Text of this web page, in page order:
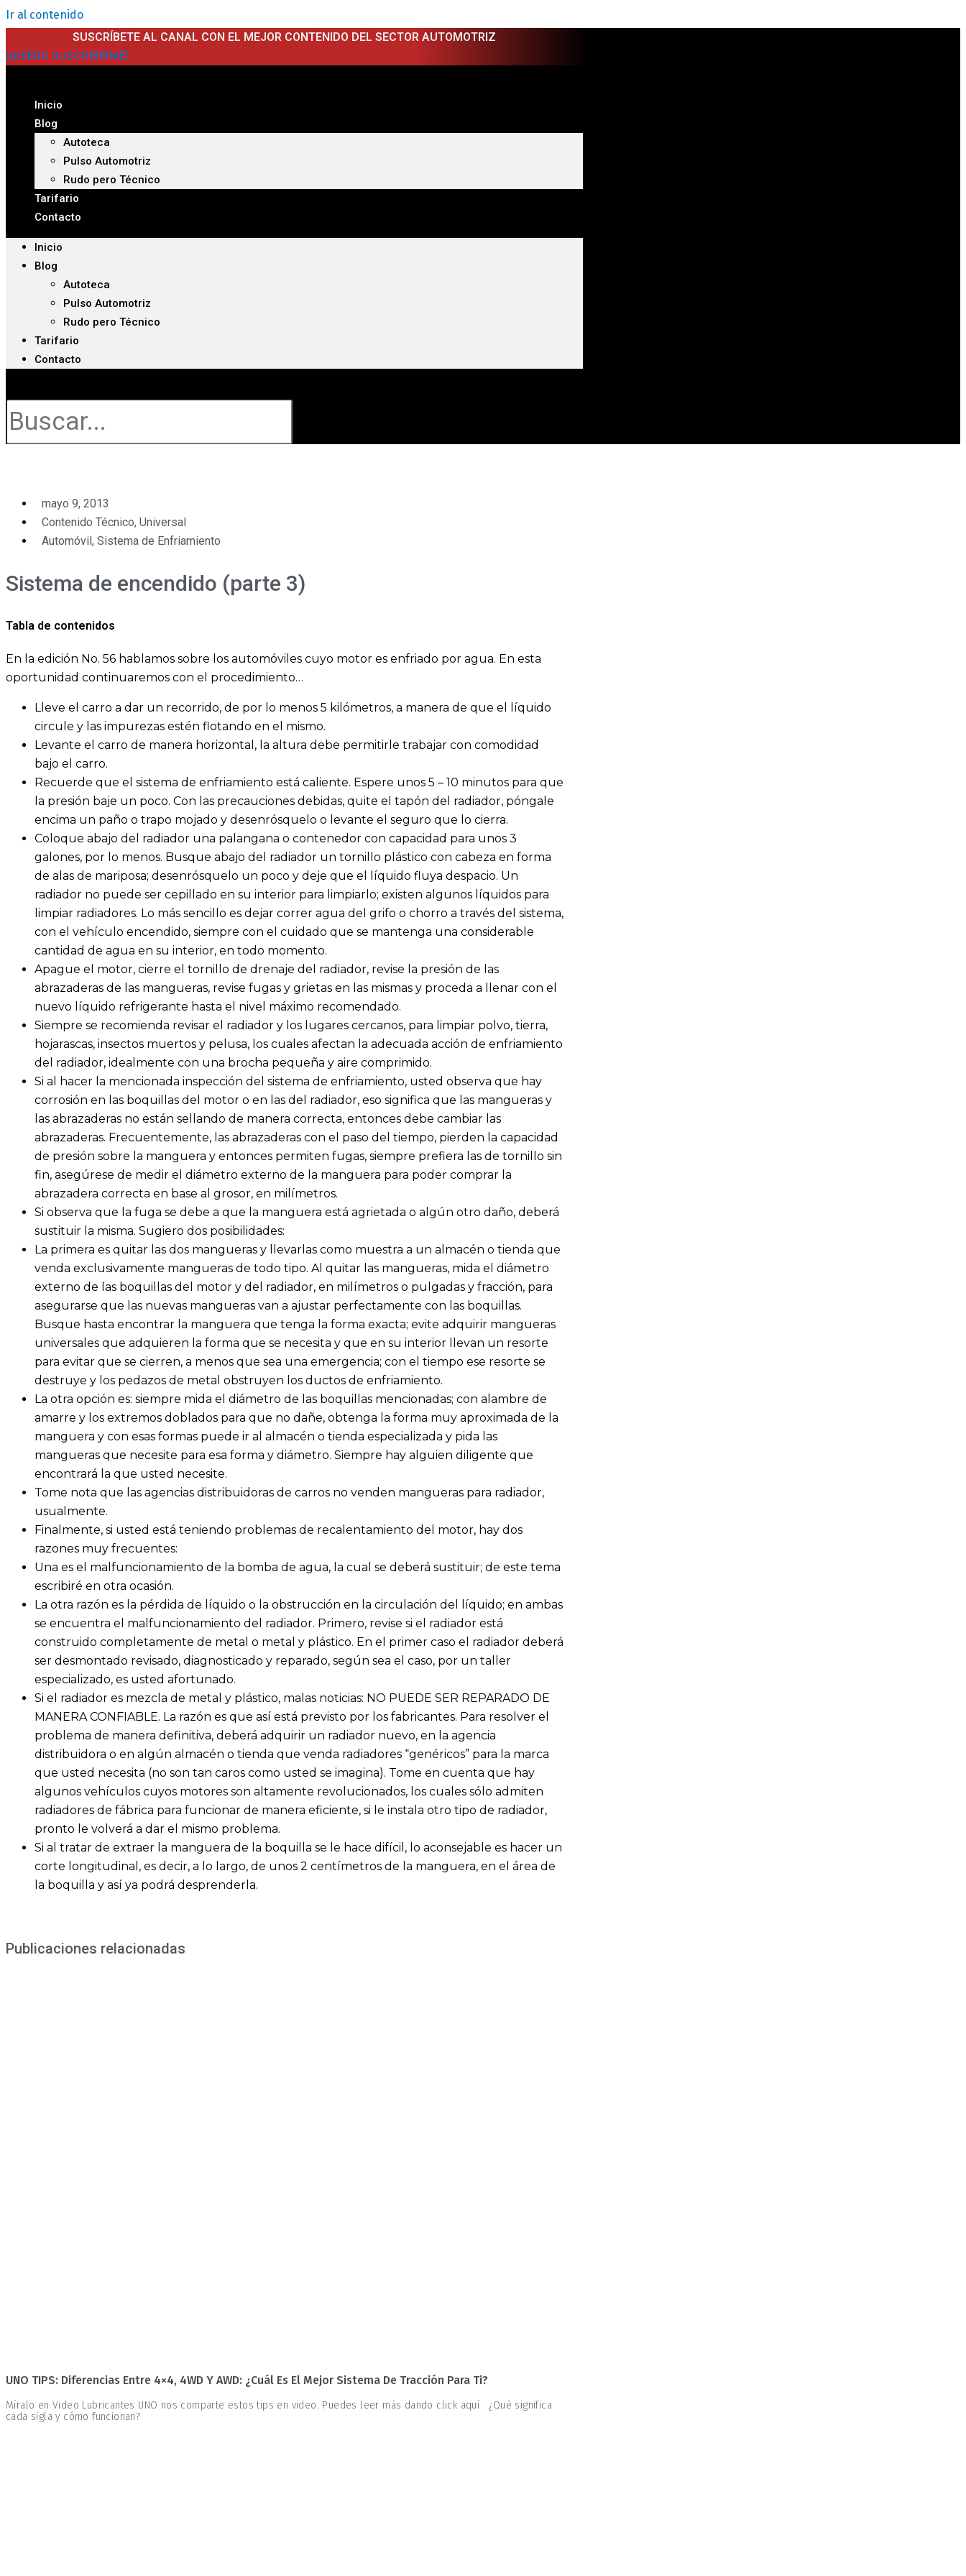
Ir al contenido
SUSCRÍBETE AL CANAL CON EL MEJOR CONTENIDO DEL SECTOR AUTOMOTRIZ
¡QUIERO SUSCRIBIRME!
Inicio
Blog
Autoteca
Pulso Automotriz
Rudo pero Técnico
Tarifario
Contacto
Inicio
Blog
Autoteca
Pulso Automotriz
Rudo pero Técnico
Tarifario
Contacto
mayo 9, 2013
Contenido Técnico, Universal
Automóvil, Sistema de Enfriamiento
Sistema de encendido (parte 3)
Tabla de contenidos
En la edición No. 56 hablamos sobre los automóviles cuyo motor es enfriado por agua. En esta
oportunidad continuaremos con el procedimiento…
Lleve el carro a dar un recorrido, de por lo menos 5 kilómetros, a manera de que el líquido
circule y las impurezas estén flotando en el mismo.
Levante el carro de manera horizontal, la altura debe permitirle trabajar con comodidad
bajo el carro.
Recuerde que el sistema de enfriamiento está caliente. Espere unos 5 – 10 minutos para que
la presión baje un poco. Con las precauciones debidas, quite el tapón del radiador, póngale
encima un paño o trapo mojado y desenrósquelo o levante el seguro que lo cierra.
Coloque abajo del radiador una palangana o contenedor con capacidad para unos 3
galones, por lo menos. Busque abajo del radiador un tornillo plástico con cabeza en forma
de alas de mariposa; desenrósquelo un poco y deje que el líquido fluya despacio. Un
radiador no puede ser cepillado en su interior para limpiarlo; existen algunos líquidos para
limpiar radiadores. Lo más sencillo es dejar correr agua del grifo o chorro a través del sistema,
con el vehículo encendido, siempre con el cuidado que se mantenga una considerable
cantidad de agua en su interior, en todo momento.
Apague el motor, cierre el tornillo de drenaje del radiador, revise la presión de las
abrazaderas de las mangueras, revise fugas y grietas en las mismas y proceda a llenar con el
nuevo líquido refrigerante hasta el nivel máximo recomendado.
Siempre se recomienda revisar el radiador y los lugares cercanos, para limpiar polvo, tierra,
hojarascas, insectos muertos y pelusa, los cuales afectan la adecuada acción de enfriamiento
del radiador, idealmente con una brocha pequeña y aire comprimido.
Si al hacer la mencionada inspección del sistema de enfriamiento, usted observa que hay
corrosión en las boquillas del motor o en las del radiador, eso significa que las mangueras y
las abrazaderas no están sellando de manera correcta, entonces debe cambiar las
abrazaderas. Frecuentemente, las abrazaderas con el paso del tiempo, pierden la capacidad
de presión sobre la manguera y entonces permiten fugas, siempre prefiera las de tornillo sin
fin, asegúrese de medir el diámetro externo de la manguera para poder comprar la
abrazadera correcta en base al grosor, en milímetros.
Si observa que la fuga se debe a que la manguera está agrietada o algún otro daño, deberá
sustituir la misma. Sugiero dos posibilidades:
La primera es quitar las dos mangueras y llevarlas como muestra a un almacén o tienda que
venda exclusivamente mangueras de todo tipo. Al quitar las mangueras, mida el diámetro
externo de las boquillas del motor y del radiador, en milímetros o pulgadas y fracción, para
asegurarse que las nuevas mangueras van a ajustar perfectamente con las boquillas.
Busque hasta encontrar la manguera que tenga la forma exacta; evite adquirir mangueras
universales que adquieren la forma que se necesita y que en su interior llevan un resorte
para evitar que se cierren, a menos que sea una emergencia; con el tiempo ese resorte se
destruye y los pedazos de metal obstruyen los ductos de enfriamiento.
La otra opción es: siempre mida el diámetro de las boquillas mencionadas; con alambre de
amarre y los extremos doblados para que no dañe, obtenga la forma muy aproximada de la
manguera y con esas formas puede ir al almacén o tienda especializada y pida las
mangueras que necesite para esa forma y diámetro. Siempre hay alguien diligente que
encontrará la que usted necesite.
Tome nota que las agencias distribuidoras de carros no venden mangueras para radiador,
usualmente.
Finalmente, si usted está teniendo problemas de recalentamiento del motor, hay dos
razones muy frecuentes:
Una es el malfuncionamiento de la bomba de agua, la cual se deberá sustituir; de este tema
escribiré en otra ocasión.
La otra razón es la pérdida de líquido o la obstrucción en la circulación del líquido; en ambas
se encuentra el malfuncionamiento del radiador. Primero, revise si el radiador está
construido completamente de metal o metal y plástico. En el primer caso el radiador deberá
ser desmontado revisado, diagnosticado y reparado, según sea el caso, por un taller
especializado, es usted afortunado.
Si el radiador es mezcla de metal y plástico, malas noticias: NO PUEDE SER REPARADO DE
MANERA CONFIABLE. La razón es que así está previsto por los fabricantes. Para resolver el
problema de manera definitiva, deberá adquirir un radiador nuevo, en la agencia
distribuidora o en algún almacén o tienda que venda radiadores “genéricos” para la marca
que usted necesita (no son tan caros como usted se imagina). Tome en cuenta que hay
algunos vehículos cuyos motores son altamente revolucionados, los cuales sólo admiten
radiadores de fábrica para funcionar de manera eficiente, si le instala otro tipo de radiador,
pronto le volverá a dar el mismo problema.
Si al tratar de extraer la manguera de la boquilla se le hace difícil, lo aconsejable es hacer un
corte longitudinal, es decir, a lo largo, de unos 2 centímetros de la manguera, en el área de
la boquilla y así ya podrá desprenderla.
Publicaciones relacionadas
UNO TIPS: Diferencias Entre 4×4, 4WD Y AWD: ¿Cuál Es El Mejor Sistema De Tracción Para Ti?
Míralo en Video Lubricantes UNO nos comparte estos tips en video. Puedes leer más dando click aquí ¿Qué significa
cada sigla y cómo funcionan?